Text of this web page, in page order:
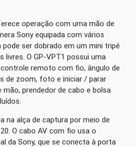
operação com uma mão de
Sony equipada com vários
pode ser dobrado em um mini tripé
livres. O GP-VPT1 possui uma
remoto com fio, ângulo de
de zoom, foto e iniciar / parar
mão, prendedor de cabo e bolsa
na alça de captura por meio de
O cabo AV com fio usa o
da Sony, que se conecta à porta